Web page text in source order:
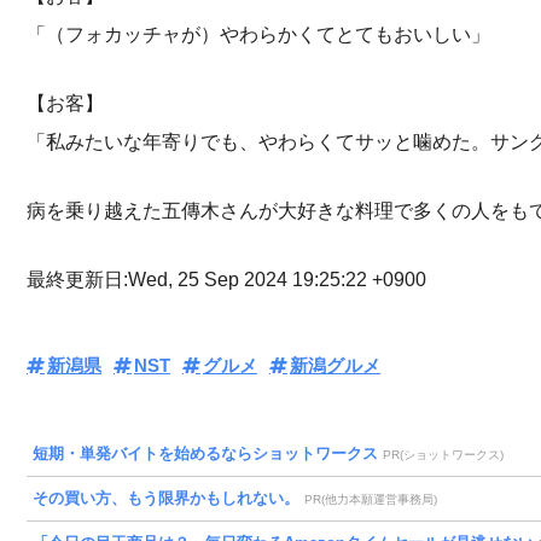
「（フォカッチャが）やわらかくてとてもおいしい」
【お客】
「私みたいな年寄りでも、やわらくてサッと噛めた。サン
病を乗り越えた五傳木さんが大好きな料理で多くの人をも
最終更新日:Wed, 25 Sep 2024 19:25:22 +0900
新潟県 NST グルメ 新潟グルメ
短期・単発バイトを始めるならショットワークス PR(ショットワークス)
その買い方、もう限界かもしれない。 PR(他力本願運営事務局)